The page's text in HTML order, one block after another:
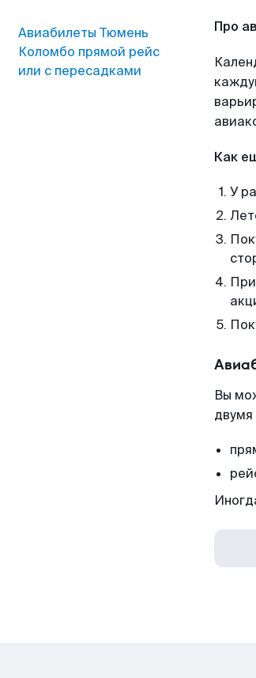
Авиабилеты Тюмень
Коломбо прямой рейс
или с пересадками
Про
Как
У
Вы